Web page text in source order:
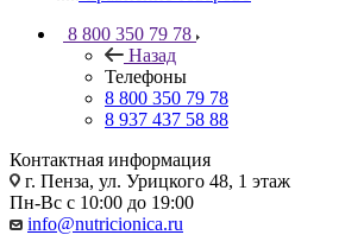
8 800 350 79 78
Назад
Телефоны
8 800 350 79 78
8 937 437 58 88
Контактная информация
г. Пенза, ул. Урицкого 48, 1 этаж
Пн-Вс с 10:00 до 19:00
info@nutricionica.ru